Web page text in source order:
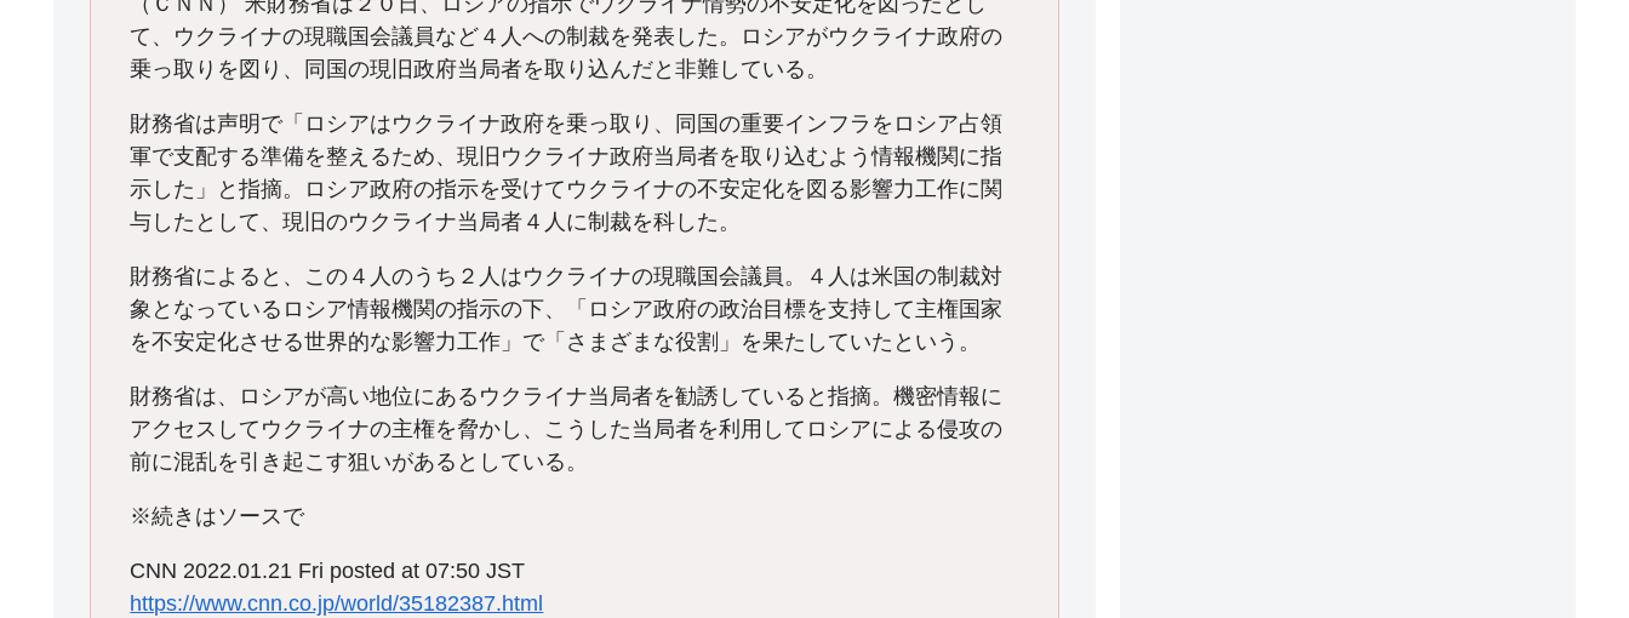
て、ウクライナの現職国会議員など４人への制裁を発表した。ロシアがウクライナ政府の
乗っ取りを図り、同国の現旧政府当局者を取り込んだと非難している。
財務省は声明で「ロシアはウクライナ政府を乗っ取り、同国の重要インフラをロシア占領
軍で支配する準備を整えるため、現旧ウクライナ政府当局者を取り込むよう情報機関に指
示した」と指摘。ロシア政府の指示を受けてウクライナの不安定化を図る影響力工作に関
与したとして、現旧のウクライナ当局者４人に制裁を科した。
財務省によると、この４人のうち２人はウクライナの現職国会議員。４人は米国の制裁対
象となっているロシア情報機関の指示の下、「ロシア政府の政治目標を支持して主権国家
を不安定化させる世界的な影響力工作」で「さまざまな役割」を果たしていたという。
財務省は、ロシアが高い地位にあるウクライナ当局者を勧誘していると指摘。機密情報に
アクセスしてウクライナの主権を脅かし、こうした当局者を利用してロシアによる侵攻の
前に混乱を引き起こす狙いがあるとしている。
※続きはソースで
CNN 2022.01.21 Fri posted at 07:50 JST
https://www.cnn.co.jp/world/35182387.html